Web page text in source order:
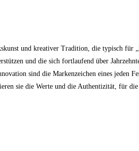
und kreativer Tradition, die typisch für
und die sich fortlaufend über
sind die Markenzeichen eines jeden
sie die Werte und die Authentizität, für